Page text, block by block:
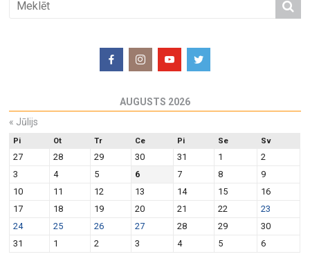
AUGUSTS 2026
« Jūlijs
Pi Ot Tr Ce Pi Se Sv
27 28 29 30 31 1
2
3
4 5 6 7 8
9
10
11 12 13 14 15
16
17
18 19 20 21 22
23
24
25 26 27 28 29
30
31
1 2 3 4 5 6